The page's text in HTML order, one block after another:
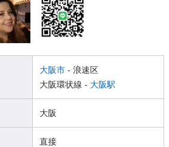
大阪市 - 浪速区
大阪環状線 - 大阪駅
大阪
直接